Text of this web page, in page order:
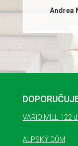
Andrea
VARIO MILL 122
ALPSKÝ DŮM